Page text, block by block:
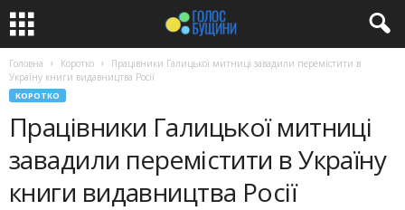
Головна Коротко
Працівники Галицької митниці завадили перемістити в
Україну книги видавництва Росії
КОРОТКО
Працівники Галицької митниці
завадили перемістити в Україну
книги видавництва Росії